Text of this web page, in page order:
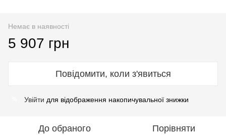
Немає в наявності
5 907 грн
Повідомити, коли з'явиться
Увійти для відображення накопичувальної знижки
До обраного Порівняти